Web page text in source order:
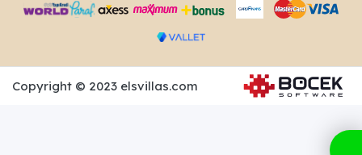
Copyright © 2023 elsvillas.com